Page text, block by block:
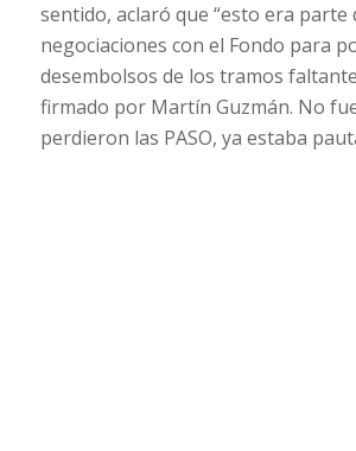
sentido, aclaró que “esto era parte
negociaciones con el Fondo para
desembolsos de los tramos
firmado por Martín Guzmán. No
perdieron las PASO, ya estaba